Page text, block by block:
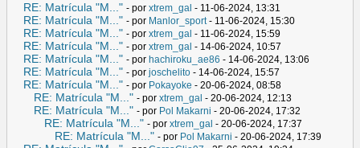
RE: Matrícula "M..." - por xtrem_gal - 11-06-2024, 13:31
RE: Matrícula "M..." - por Manlor_sport- 11-06-2024, 15:30
RE: Matrícula "M..." - por xtrem_gal - 11-06-2024, 15:59
RE: Matrícula "M..." - por xtrem_gal - 14-06-2024, 10:57
RE: Matrícula "M..." - por hachiroku_ae86 - 14-06-2024, 13:06
RE: Matrícula "M..." - por joschelito - 14-06-2024, 15:57
RE: Matrícula "M..." - por Pokayoke - 20-06-2024, 08:58
RE: Matrícula "M..." - por xtrem_gal - 20-06-2024, 12:13
RE: Matrícula "M..." - por Pol Makarni - 20-06-2024, 17:32
RE: Matrícula "M..." - por xtrem_gal - 20-06-2024, 17:37
RE: Matrícula "M..." - por Pol Makarni - 20-06-2024, 17:39